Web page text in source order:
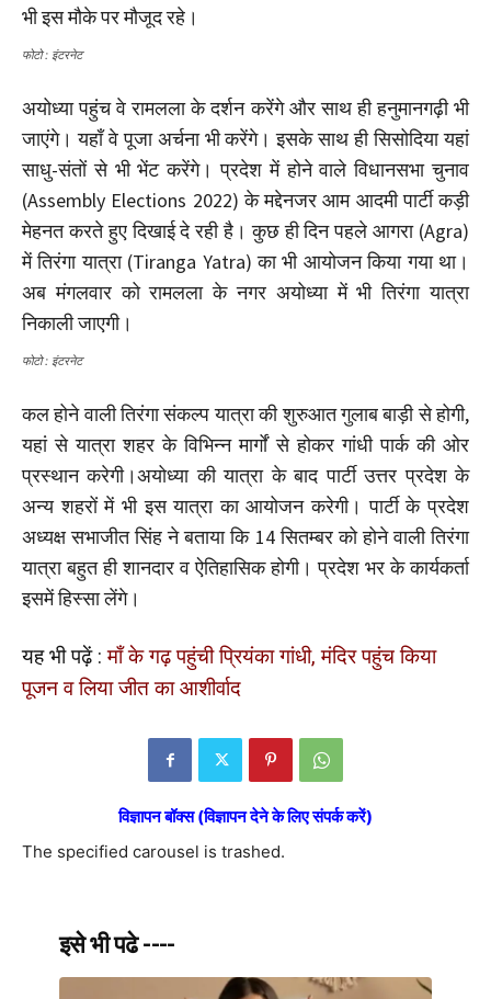
भी इस मौके पर मौजूद रहे।
फोटो : इंटरनेट
अयोध्या पहुंच वे रामलला के दर्शन करेंगे और साथ ही हनुमानगढ़ी भी
जाएंगे। यहाँ वे पूजा अर्चना भी करेंगे। इसके साथ ही सिसोदिया यहां
साधु-संतों से भी भेंट करेंगे। प्रदेश में होने वाले विधानसभा चुनाव
(Assembly Elections 2022) के मद्देनजर आम आदमी पार्टी कड़ी
मेहनत करते हुए दिखाई दे रही है। कुछ ही दिन पहले आगरा (Agra)
में तिरंगा यात्रा (Tiranga Yatra) का भी आयोजन किया गया था।
अब मंगलवार को रामलला के नगर अयोध्या में भी तिरंगा यात्रा
निकाली जाएगी।
फोटो : इंटरनेट
कल होने वाली तिरंगा संकल्प यात्रा की शुरुआत गुलाब बाड़ी से होगी,
यहां से यात्रा शहर के विभिन्न मार्गों से होकर गांधी पार्क की ओर
प्रस्थान करेगी।अयोध्या की यात्रा के बाद पार्टी उत्तर प्रदेश के
अन्य शहरों में भी इस यात्रा का आयोजन करेगी। पार्टी के प्रदेश
अध्यक्ष सभाजीत सिंह ने बताया कि 14 सितम्बर को होने वाली तिरंगा
यात्रा बहुत ही शानदार व ऐतिहासिक होगी। प्रदेश भर के कार्यकर्ता
इसमें हिस्सा लेंगे।
यह भी पढ़ें :माँ के गढ़ पहुंची प्रियंका गांधी, मंदिर पहुंच किया
पूजन व लिया जीत का आशीर्वाद
विज्ञापन बॉक्स (विज्ञापन देने के लिए संपर्क करें)
The specified carousel is trashed.
इसे भी पढे ----